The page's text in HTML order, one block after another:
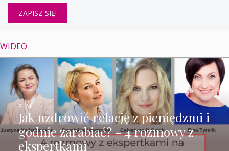
WIDEO
Jak uzdrowić relację z pieniędzmi i
godnie zarabiać? – 4 rozmowy z
ekspertkami
FILM